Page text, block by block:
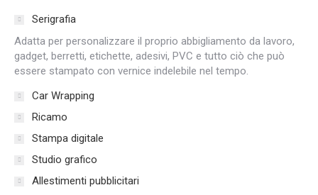
Serigrafia
Adatta per personalizzare il proprio abbigliamento da lavoro,
gadget, berretti, etichette, adesivi, PVC e tutto ciò che può
essere stampato con vernice indelebile nel tempo.
Car Wrapping
Ricamo
Stampa digitale
Studio grafico
Allestimenti pubblicitari